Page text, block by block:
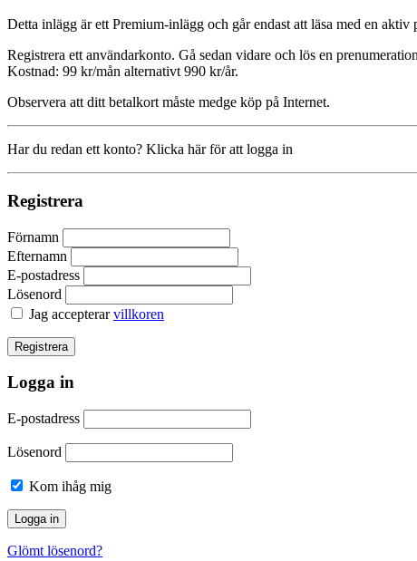
Detta inlägg är ett Premium-inlägg och går endast att läsa med en
Registrera ett användarkonto. Gå sedan vidare och lös en
Kostnad: 99 kr/mån alternativt 990 kr/år.
Observera att ditt betalkort måste medge köp på Internet.
Har du redan ett konto? Klicka här för att logga in
Registrera
Förnamn
Efternamn
E-postadress
Lösenord
Jag accepterarvillkoren
Logga in
E-postadress
Lösenord
Kom ihåg mig
Glömt lösenord?